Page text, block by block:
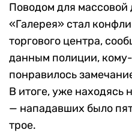
Поводом для
«Галерея» стал
торгового центра,
данным полиции,
понравилось
В итоге, уже находясь
— нападавших было
трое.